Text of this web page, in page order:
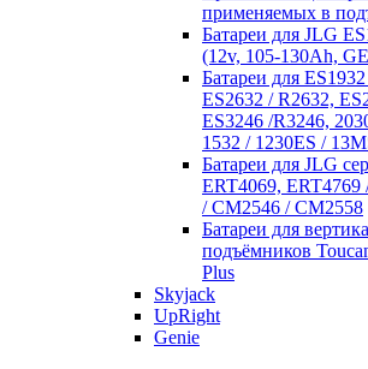
применяемых в
Батареи для JLG
(12v, 105-130Ah,
Батареи для
ES2632 / R2632,
ES3246 /R3246,
1532 / 1230ES /
Батареи для JLG
ERT4069,
/ CM2546 / CM2558
Батареи для
подъёмников
Plus
Skyjack
UpRight
Genie